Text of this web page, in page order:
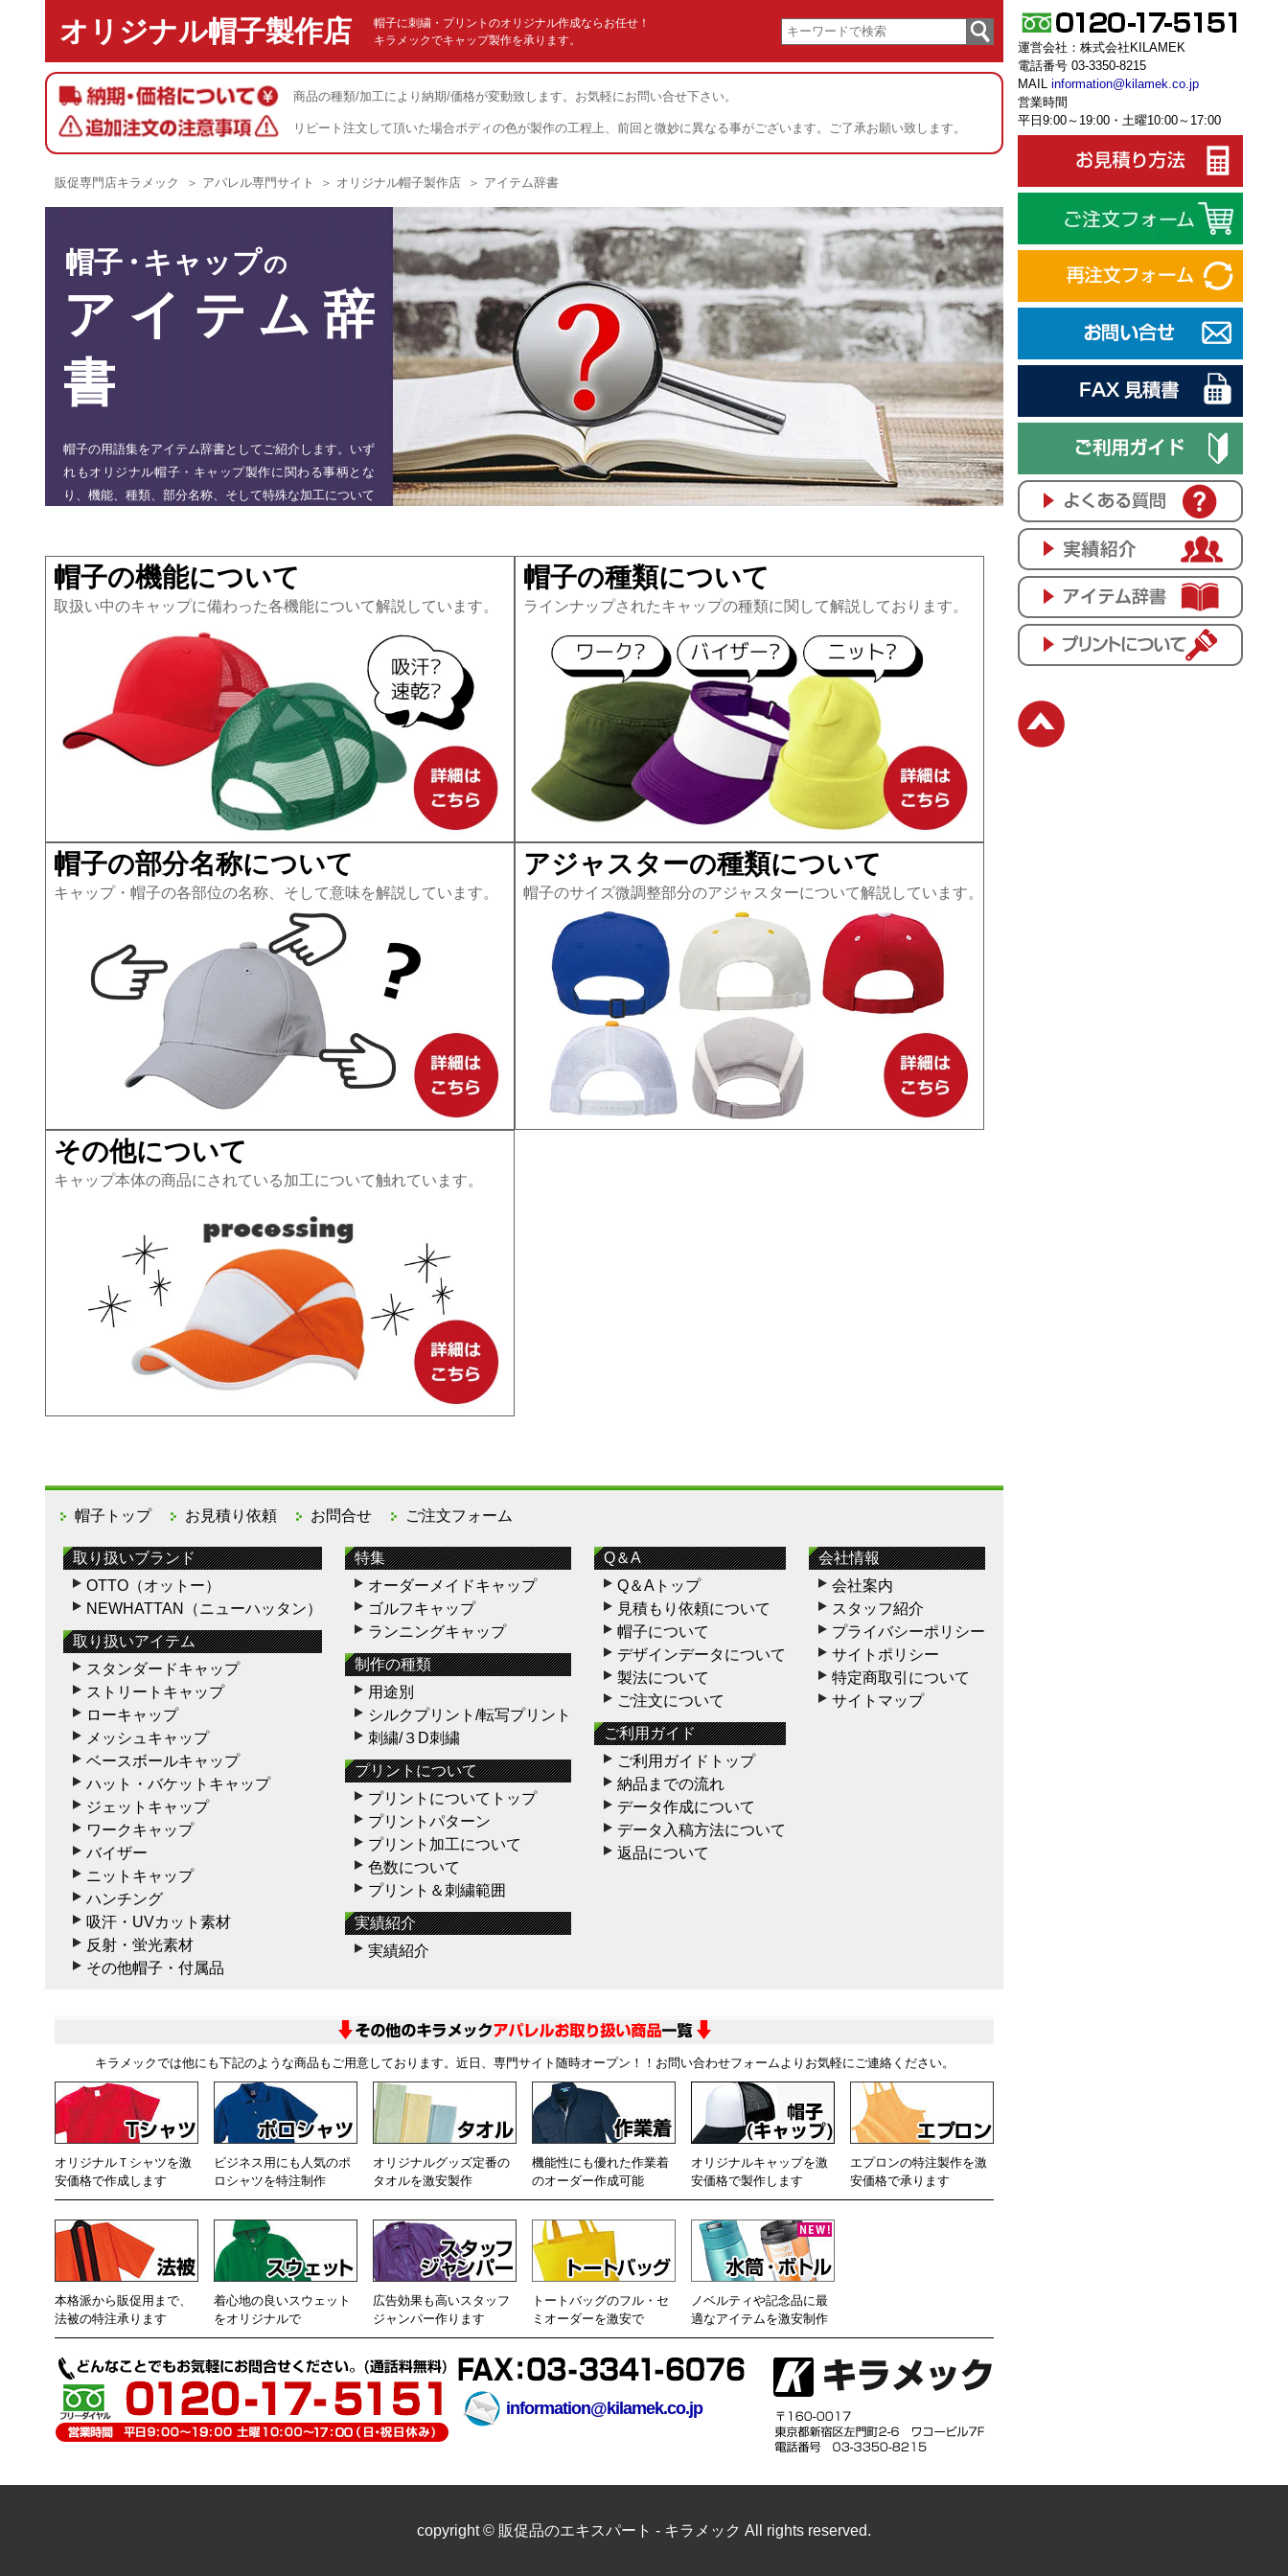
オリジナル帽子製作店
帽子に刺繍・プリントのオリジナル作成ならお任せ！
キラメックでキャップ製作を承ります。
商品の種類/加工により納期/価格が変動致します。お気軽にお問い合せ下さい。
リピート注文して頂いた場合ボディの色が製作の工程上、前回と微妙に異なる事がございます。ご了承お願い致します。
販促専門店キラメック ＞ アパレル専門サイト ＞ オリジナル帽子製作店 ＞ アイテム辞書
帽子・キャップの
アイテム辞
書
帽子の用語集をアイテム辞書としてご紹介します。いず
れもオリジナル帽子・キャップ製作に関わる事柄とな
り、機能、種類、部分名称、そして特殊な加工について
帽子の機能について
取扱い中のキャップに備わった各機能について解説しています。
帽子の種類について
ラインナップされたキャップの種類に関して解説しております。
帽子の部分名称について
キャップ・帽子の各部位の名称、そして意味を解説しています。
アジャスターの種類について
帽子のサイズ微調整部分のアジャスターについて解説しています。
その他について
キャップ本体の商品にされている加工について触れています。
帽子トップ お見積り依頼 お問合せ ご注文フォーム
取り扱いブランド
OTTO（オットー）
NEWHATTAN（ニューハッタン）
取り扱いアイテム
スタンダードキャップ
ストリートキャップ
ローキャップ
メッシュキャップ
ベースボールキャップ
ハット・バケットキャップ
ジェットキャップ
ワークキャップ
バイザー
ニットキャップ
ハンチング
吸汗・UVカット素材
反射・蛍光素材
その他帽子・付属品
特集
オーダーメイドキャップ
ゴルフキャップ
ランニングキャップ
制作の種類
用途別
シルクプリント/転写プリント
刺繍/３D刺繍
プリントについて
プリントについてトップ
プリントパターン
プリント加工について
色数について
プリント＆刺繍範囲
実績紹介
実績紹介
Q＆A
Q＆Aトップ
見積もり依頼について
帽子について
デザインデータについて
製法について
ご注文について
ご利用ガイド
ご利用ガイドトップ
納品までの流れ
データ作成について
データ入稿方法について
返品について
会社情報
会社案内
スタッフ紹介
プライバシーポリシー
サイトポリシー
特定商取引について
サイトマップ
キラメックでは他にも下記のような商品もご用意しております。近日、専門サイト随時オープン！！お問い合わせフォームよりお気軽にご連絡ください。
オリジナルＴシャツを激
安価格で作成します
ビジネス用にも人気のポ
ロシャツを特注制作
オリジナルグッズ定番の
タオルを激安製作
機能性にも優れた作業着
のオーダー作成可能
オリジナルキャップを激
安価格で製作します
エプロンの特注製作を激
安価格で承ります
本格派から販促用まで、
法被の特注承ります
着心地の良いスウェット
をオリジナルで
広告効果も高いスタッフ
ジャンパー作ります
トートバッグのフル・セ
ミオーダーを激安で
ノベルティや記念品に最
適なアイテムを激安制作
information@kilamek.co.jp
運営会社： 株式会社KILAMEK
電話番号 03-3350-8215
MAIL information@kilamek.co.jp
営業時間
平日9:00～19:00・土曜10:00～17:00
copyright © 販促品のエキスパート - キラメック All rights reserved.